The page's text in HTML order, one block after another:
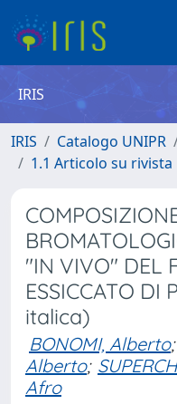
IRIS
IRIS Catalogo UNIPR
1.1 Articolo su rivista
"IN VIVO" DEL
ESSICCATO DI
italica)
BONOMI, Alberto;
Alberto;
Afro